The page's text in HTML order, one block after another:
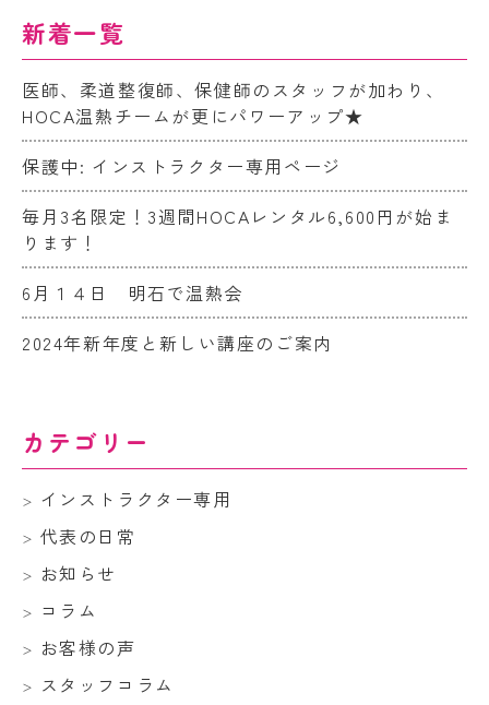
新着一覧
医師、柔道整復師、保健師のスタッフが加わり、
HOCA温熱チームが更にパワーアップ★
保護中: インストラクター専用ページ
毎月3名限定！3週間HOCAレンタル6,600円が始ま
ります！
6月１４日 明石で温熱会
2024年新年度と新しい講座のご案内
カテゴリー
インストラクター専用
代表の日常
お知らせ
コラム
お客様の声
スタッフコラム